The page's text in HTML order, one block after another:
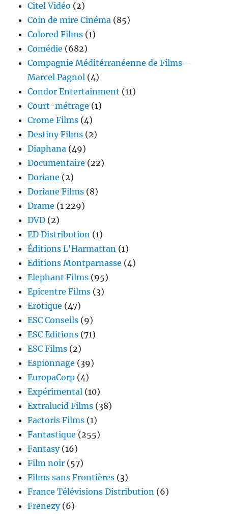
Citel Vidéo (2)
Coin de mire Cinéma (85)
Colored Films (1)
Comédie (682)
Compagnie Méditérranéenne de Films –
Marcel Pagnol (4)
Condor Entertainment (11)
Court-métrage (1)
Crome Films (4)
Destiny Films (2)
Diaphana (49)
Documentaire (22)
Doriane (2)
Doriane Films (8)
Drame (1 229)
DVD (2)
ED Distribution (1)
Éditions L'Harmattan (1)
Editions Montparnasse (4)
Elephant Films (95)
Epicentre Films (3)
Erotique (47)
ESC Conseils (9)
ESC Editions (71)
ESC Films (2)
Espionnage (39)
EuropaCorp (4)
Expérimental (10)
Extralucid Films (38)
Factoris Films (1)
Fantastique (255)
Fantasy(16)
Film noir (57)
Films sans Frontières (3)
France Télévisions Distribution (6)
Frenezy(6)